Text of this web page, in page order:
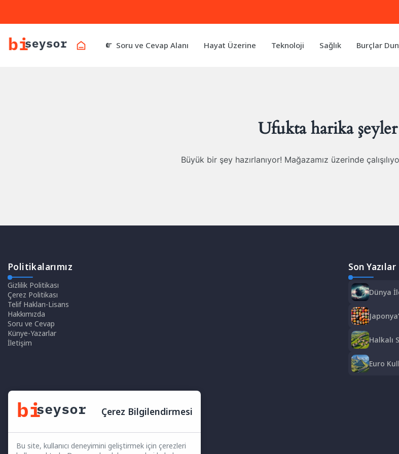
Soru ve Cevap Alanı Hayat Üzerine Teknoloji Sağlık Burçlar
Ufukta harika
Büyük bir şey hazırlanıyor! Mağazamız üzerinde
Politikalarımız
Gizlilik Politikası
Çerez Politikası
Telif Hakları-Lisans
Hakkımızda
Soru ve Cevap
Künye-Yazarlar
İletişim
Son Yazılar
Dünya
Halkalı
Keyifli
Euro
Çerez Bilgilendirmesi
Bu site, kullanıcı deneyimini geliştirmek için çerezleri